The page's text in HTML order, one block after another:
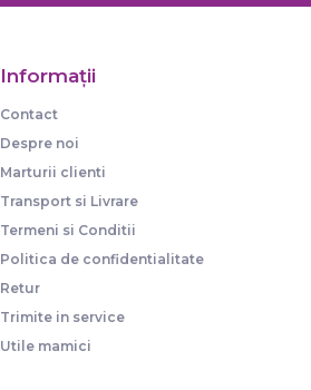
Informaţii
Contact
Despre noi
Marturii clienti
Transport si Livrare
Termeni si Conditii
Politica de confidentialitate
Retur
Trimite in service
Utile mamici